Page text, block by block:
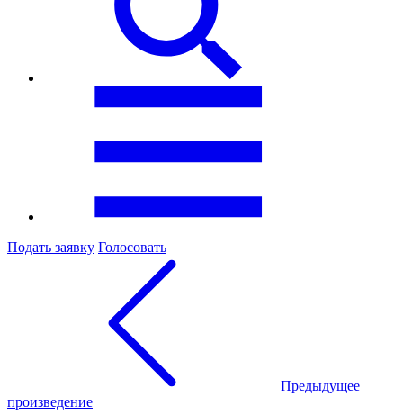
Подать заявку Голосовать
Предыдущее
произведение